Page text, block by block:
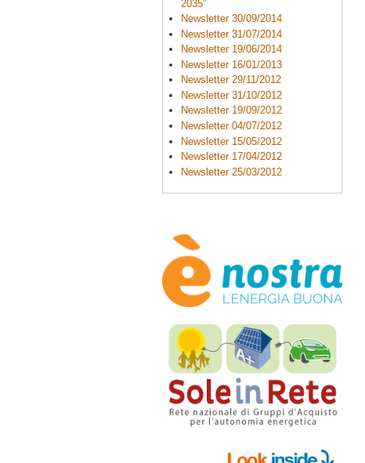
2035”
Newsletter 30/09/2014
Newsletter 31/07/2014
Newsletter 19/06/2014
Newsletter 16/01/2013
Newsletter 29/11/2012
Newsletter 31/10/2012
Newsletter 19/09/2012
Newsletter 04/07/2012
Newsletter 15/05/2012
Newsletter 17/04/2012
Newsletter 25/03/2012